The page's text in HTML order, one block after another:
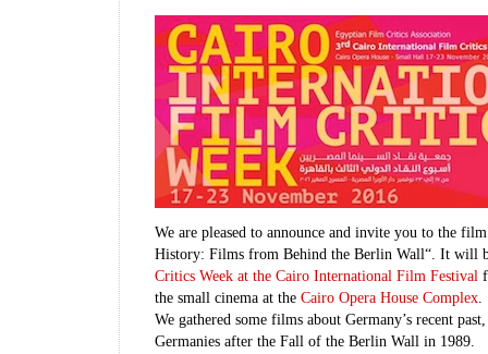
We are pleased to announce and invite you to the
History: Films from Behind the Berlin Wall“. It will
Critics Week at the Cairo International Film Festival
the small cinema at the Cairo Opera House Complex
We gathered some films about Germany’s recent
Germanies after the Fall of the Berlin Wall in 1989.